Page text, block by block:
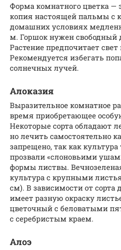
Форма комнатного цветка —
копия настоящей пальмы с
домашних условиях
м. Горшок нужен свободный
Растение предпочитает свет
Рекомендуется избегать
солнечных лучей.
Алоказия
Выразительное комнатное
время приобретающее
Некоторые сорта обладают
но лечить самостоятельно
запрещено, так как культура
прозвали «слоновьими
формы листвы.
культура с крупными
см). В зависимости от
имеет разную окраску
цветочный с беловатыми
с серебристым краем.
Алоэ